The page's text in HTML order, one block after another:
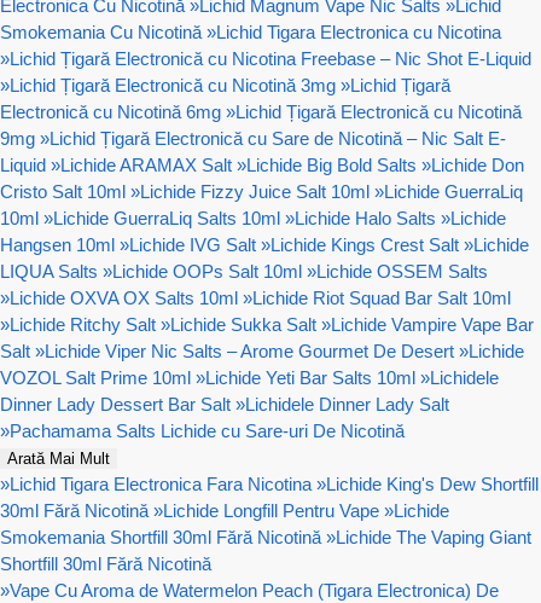
Electronica Cu Nicotină »Lichid Magnum Vape Nic Salts »Lichid
Smokemania Cu Nicotină »Lichid Tigara Electronica cu Nicotina
»Lichid Țigară Electronică cu Nicotina Freebase – Nic Shot E-Liquid
»Lichid Țigară Electronică cu Nicotină 3mg »Lichid Țigară
Electronică cu Nicotină 6mg »Lichid Țigară Electronică cu Nicotină
9mg »Lichid Țigară Electronică cu Sare de Nicotină – Nic Salt E-
Liquid »Lichide ARAMAX Salt »Lichide Big Bold Salts »Lichide Don
Cristo Salt 10ml »Lichide Fizzy Juice Salt 10ml »Lichide GuerraLiq
10ml »Lichide GuerraLiq Salts 10ml »Lichide Halo Salts »Lichide
Hangsen 10ml »Lichide IVG Salt »Lichide Kings Crest Salt »Lichide
LIQUA Salts »Lichide OOPs Salt 10ml »Lichide OSSEM Salts
»Lichide OXVA OX Salts 10ml »Lichide Riot Squad Bar Salt 10ml
»Lichide Ritchy Salt »Lichide Sukka Salt »Lichide Vampire Vape Bar
Salt »Lichide Viper Nic Salts – Arome Gourmet De Desert »Lichide
VOZOL Salt Prime 10ml »Lichide Yeti Bar Salts 10ml »Lichidele
Dinner Lady Dessert Bar Salt »Lichidele Dinner Lady Salt
»Pachamama Salts Lichide cu Sare-uri De Nicotină
Arată Mai Mult
»Lichid Tigara Electronica Fara Nicotina »Lichide King's Dew Shortfill
30ml Fără Nicotină »Lichide Longfill Pentru Vape »Lichide
Smokemania Shortfill 30ml Fără Nicotină »Lichide The Vaping Giant
Shortfill 30ml Fără Nicotină
»Vape Cu Aroma de Watermelon Peach (Tigara Electronica) De